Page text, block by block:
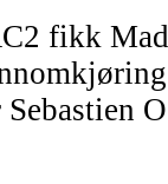
fikk